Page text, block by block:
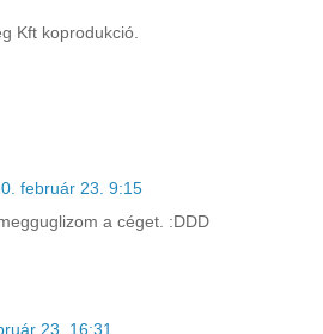
Kft koprodukció.
február 23. 9:15
a céget. :DDD
23. 16:31